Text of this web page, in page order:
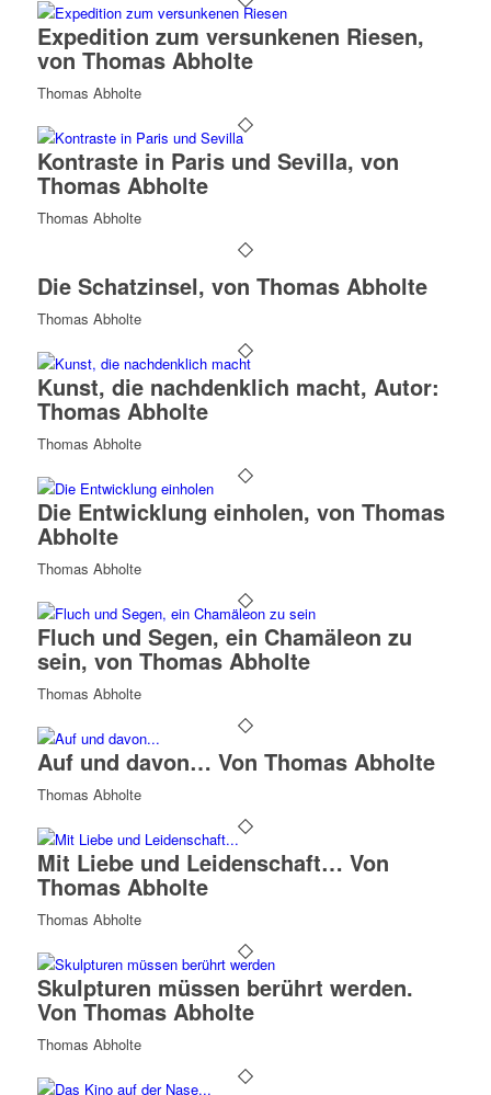
Expedition zum versunkenen Riesen,
von Thomas Abholte
Thomas Abholte
Kontraste in Paris und Sevilla, von
Thomas Abholte
Thomas Abholte
Die Schatzinsel, von Thomas Abholte
Thomas Abholte
Kunst, die nachdenklich macht, Autor:
Thomas Abholte
Thomas Abholte
Die Entwicklung einholen, von Thomas
Abholte
Thomas Abholte
Fluch und Segen, ein Chamäleon zu
sein, von Thomas Abholte
Thomas Abholte
Auf und davon… Von Thomas Abholte
Thomas Abholte
Mit Liebe und Leidenschaft… Von
Thomas Abholte
Thomas Abholte
Skulpturen müssen berührt werden.
Von Thomas Abholte
Thomas Abholte